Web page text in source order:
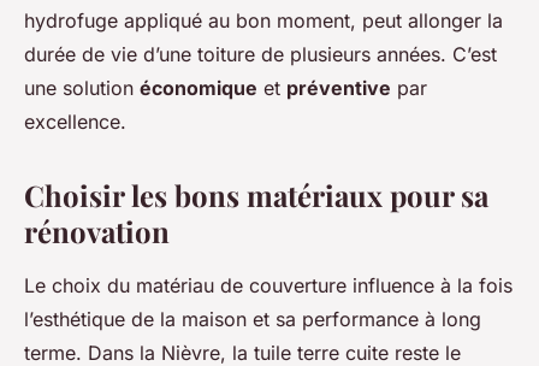
hydrofuge appliqué au bon moment, peut allonger la
durée de vie d’une toiture de plusieurs années. C’est
une solution économique et préventive par
excellence.
Choisir les bons matériaux pour sa
rénovation
Le choix du matériau de couverture influence à la fois
l’esthétique de la maison et sa performance à long
terme. Dans la Nièvre, la tuile terre cuite reste le